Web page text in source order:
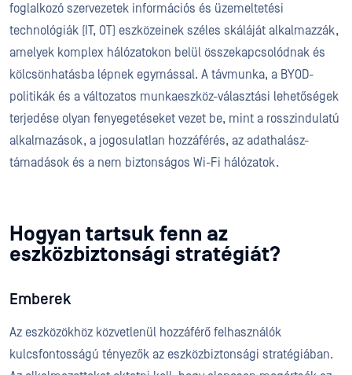
foglalkozó szervezetek információs és üzemeltetési
technológiák (IT, OT) eszközeinek széles skáláját alkalmazzák,
amelyek komplex hálózatokon belül összekapcsolódnak és
kölcsönhatásba lépnek egymással. A távmunka, a BYOD-
politikák és a változatos munkaeszköz-választási lehetőségek
terjedése olyan fenyegetéseket vezet be, mint a rosszindulatú
alkalmazások, a jogosulatlan hozzáférés, az adathalász-
támadások és a nem biztonságos Wi-Fi hálózatok.
Hogyan tartsuk fenn az
eszközbiztonsági stratégiát?
Emberek
Az eszközökhöz közvetlenül hozzáférő felhasználók
kulcsfontosságú tényezők az eszközbiztonsági stratégiában.